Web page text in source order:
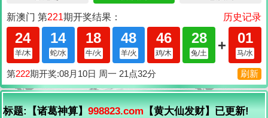
标题:【诸葛神算】 998823.com 【黄大仙发财】已更新!